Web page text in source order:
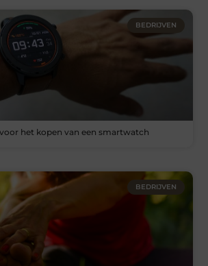
BEDRIJVEN
het kopen van een smartwatch
BEDRIJVEN